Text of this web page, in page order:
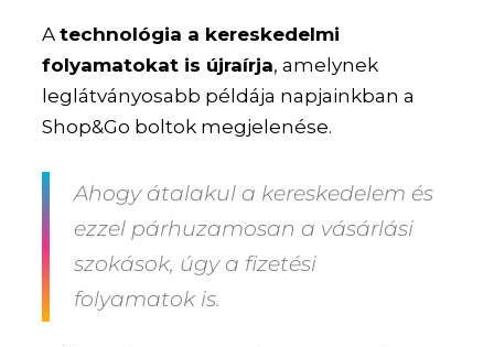
Atechnológia a kereskedelmi
folyamatokat is újraírja, amelynek
leglátványosabb példája napjainkban a
Shop&Go boltok megjelenése.
Ahogy átalakul a kereskedelem és
ezzel párhuzamosan a vásárlási
szokások, úgy a fizetési
folyamatok is.